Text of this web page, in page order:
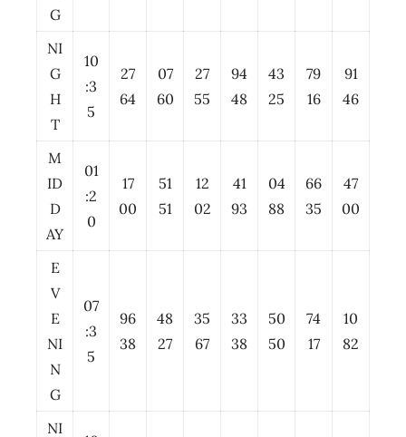
G
NI
G
H
T
10
:3
5
27
64
07
60
27
55
94
48
43
25
79
16
91
46
M
ID
D
AY
01
:2
0
17
00
51
51
12
02
41
93
04
88
66
35
47
00
E
V
E
NI
N
G
07
:3
5
96
38
48
27
35
67
33
38
50
50
74
17
10
82
NI